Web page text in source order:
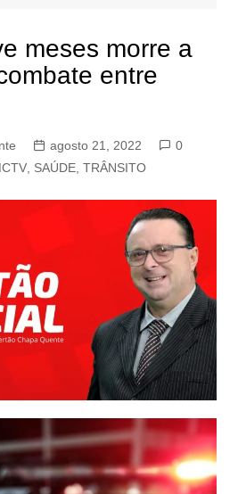
meses morre a
entre
agosto 21, 2022
0
, SAÚDE, TRÂNSITO